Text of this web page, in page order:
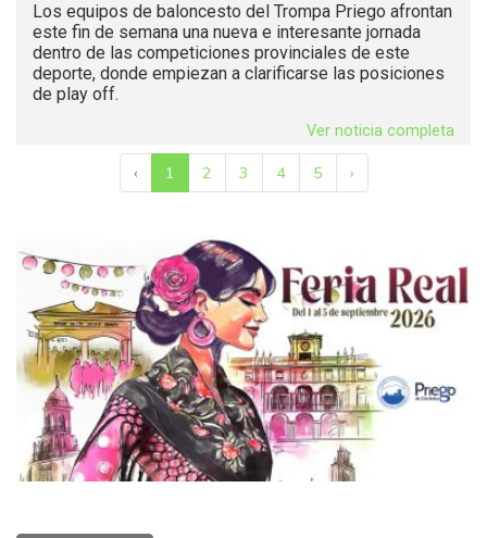
Los equipos de baloncesto del Trompa Priego afrontan
este fin de semana una nueva e interesante jornada
dentro de las competiciones provinciales de este
deporte, donde empiezan a clarificarse las posiciones
de play off.
Ver noticia completa
‹ 1 2 3 4 5 ›